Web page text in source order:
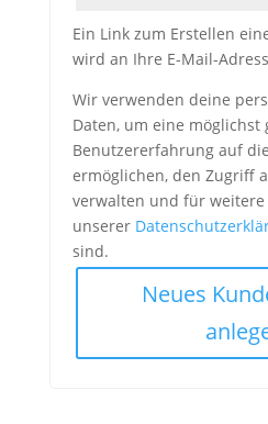
Ein Link zum Erstellen
wird an Ihre E-Mail-
Wir verwenden deine
Daten, um eine möglichst
Benutzererfahrung auf
ermöglichen, den Zugriff
verwalten und für weitere
unserer
sind.
Neues